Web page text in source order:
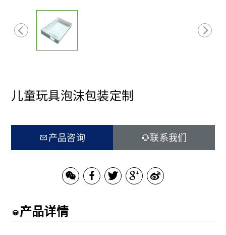
儿童玩具泡沫包装定制
产品咨询 联系我们
产品详情